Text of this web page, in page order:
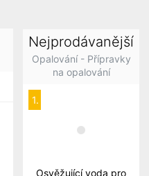
Nejprodávanější
Opalování - Přípravky
na opalování
1.
Osvěžující voda pro